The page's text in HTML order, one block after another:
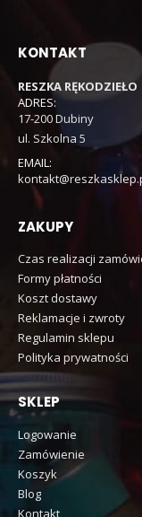
KONTAKT
RESZKA RĘKODZIEŁO
ADRES:
17-200 Dubiny
ul. Szkolna 5
EMAIL:
ZAKUPY
Czas realizacji
Formy płatności
Koszt dostawy
Reklamacje i zwroty
Regulamin sklepu
Polityka prywatności
SKLEP
Logowanie
Zamówienie
Koszyk
Blog
Kontakt